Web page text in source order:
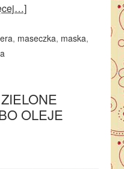
, maseczka, maska,
OLEJE